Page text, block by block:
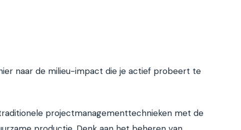
naar de milieu-impact die je actief probeert te
projectmanagementtechnieken met de